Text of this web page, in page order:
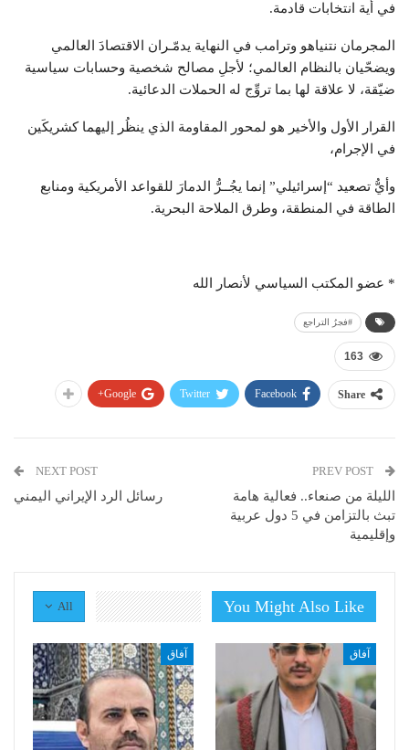
في أية انتخابات قادمة.
المجرمان نتنياهو وترامب في النهاية يدمّـران الاقتصادَ العالمي
ويضحّيان بالنظام العالمي؛ لأجلِ مصالح شخصية وحسابات سياسية
ضيّقة، لا علاقة لها بما تروِّج له الحملات الدعائية.
القرار الأول والأخير هو لمحور المقاومة الذي ينظُر إليهما كشريكَين
في الإجرام،
وأيُّ تصعيد “إسرائيلي” إنما يجُــرُّ الدمارَ للقواعد الأمريكية ومنابع
الطاقة في المنطقة، وطرق الملاحة البحرية.
* عضو المكتب السياسي لأنصار الله
#فجرُ التراجع
163
Share
Facebook
Twitter
Google+
الليلة من صنعاء.. فعالية هامة
تبث بالتزامن في 5 دول عربية
وإقليمية
NEXT POST
رسائل الرد الإيراني اليمني
All You Might Also Like
آفاق آفاق